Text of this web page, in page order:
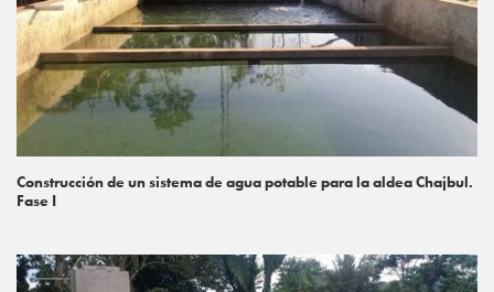
Construcción de un sistema de agua potable para la aldea Chajbul.
Fase I